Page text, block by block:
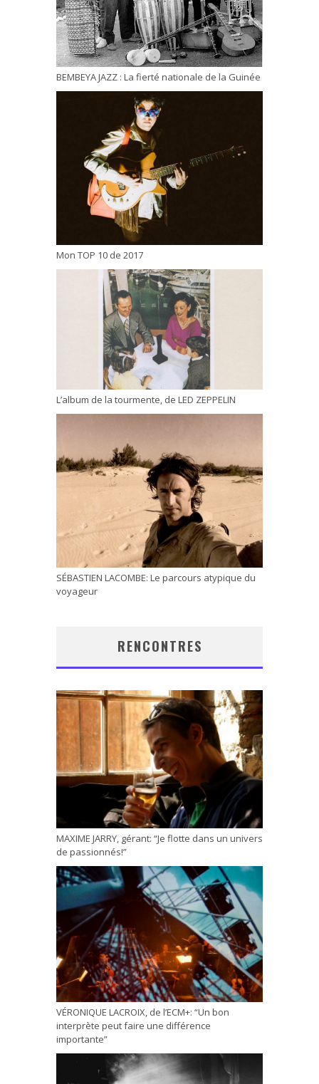
BEMBEYA JAZZ : La fierté nationale de la Guinée
Mon TOP 10 de 2017
L’album de la tourmente, de LED ZEPPELIN
SÉBASTIEN LACOMBE: Le parcours atypique du
voyageur
RENCONTRES
MAXIME JARRY, gérant: “Je flotte dans un univers
de passionnés!”
VÉRONIQUE LACROIX, de l’ECM+: “Un bon
interprète peut faire une différence
importante”